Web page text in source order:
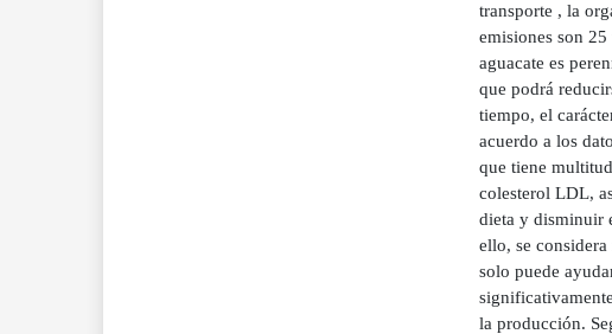
transporte , la
emisiones son
aguacate es
que podrá
tiempo, el
acuerdo a los
que tiene
colesterol LDL,
dieta y disminuir
ello, se
solo puede
la producción.